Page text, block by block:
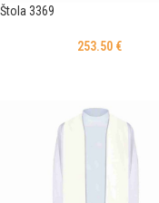
Štola 3369
253.50 €